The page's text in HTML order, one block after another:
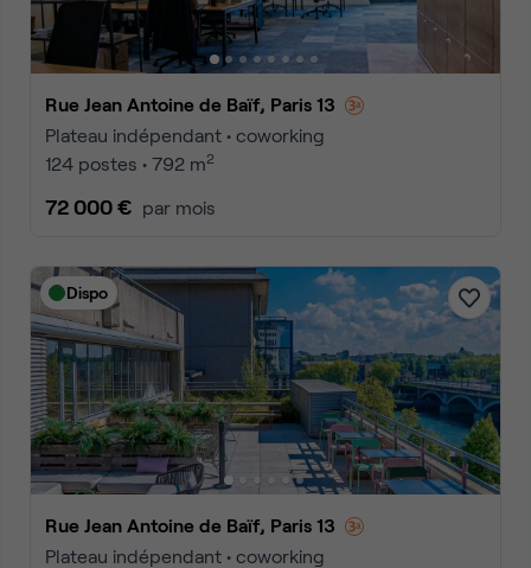
Rue Jean Antoine de Baïf, Paris 13
Plateau indépendant • coworking
124 postes • 792 m2
72 000 € par mois
Dispo
Rue Jean Antoine de Baïf, Paris 13
Plateau indépendant • coworking